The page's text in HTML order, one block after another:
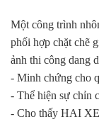
Một công trình
phối hợp chặt chẽ
ảnh thi công dang
- Minh chứng cho
- Thể hiện sự chỉn
- Cho thấy HAI XE